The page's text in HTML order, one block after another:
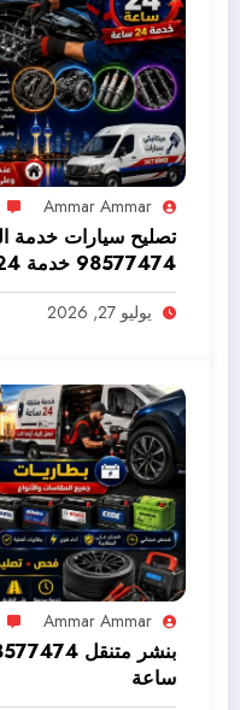
Ammar Ammar
تصليح سيارات خدمة
98577474 خدمة 24 ساعة
يوليو 27, 2026
Ammar Ammar
ساعة